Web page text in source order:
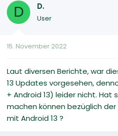
D D.
User
15. November 2022
Laut diversen Berichte, war
13 Updates vorgesehen,
+ Android 13) leider nicht. Hat
machen können bezüglich
mit Android 13 ?